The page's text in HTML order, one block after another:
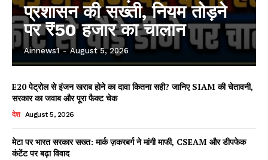
प्रशासन की सख्ती, नियम तोड़ने
पर ₹50 हजार का चालान
Ainnews1 - August 5, 2026
E20 पेट्रोल से इंजन खराब होने का दावा कितना सही? जानिए SIAM की चेतावनी,
सरकार का जवाब और पूरा फैक्ट चेक
देश August 5, 2026
मेटा पर भारत सरकार सख्त: मार्क ज़करबर्ग ने मांगी माफी, CSEAM और डीपफेक
कंटेंट पर बढ़ा विवाद